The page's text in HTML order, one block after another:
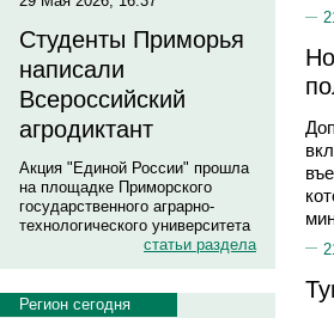
Студенты Приморья
написали
Всероссийский
агродиктант
Акция "Единой России" прошла
на площадке Приморского
государственного аграрно-
технологического университета
статьи раздела
Регион сегодня